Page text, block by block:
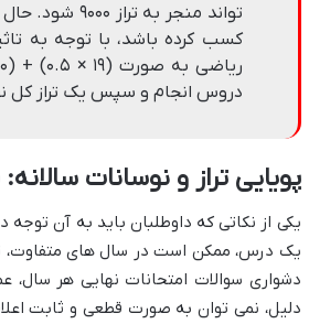
دروس انجام و سپس یک تراز کل
پویایی تراز و نوسانات
یکی از نکاتی که داوطلبان باید به آن
یک درس، ممکن است در سال های متفاوت،
دشواری سوالات امتحانات نهایی هر
دلیل، نمی توان به صورت قطعی و ثابت